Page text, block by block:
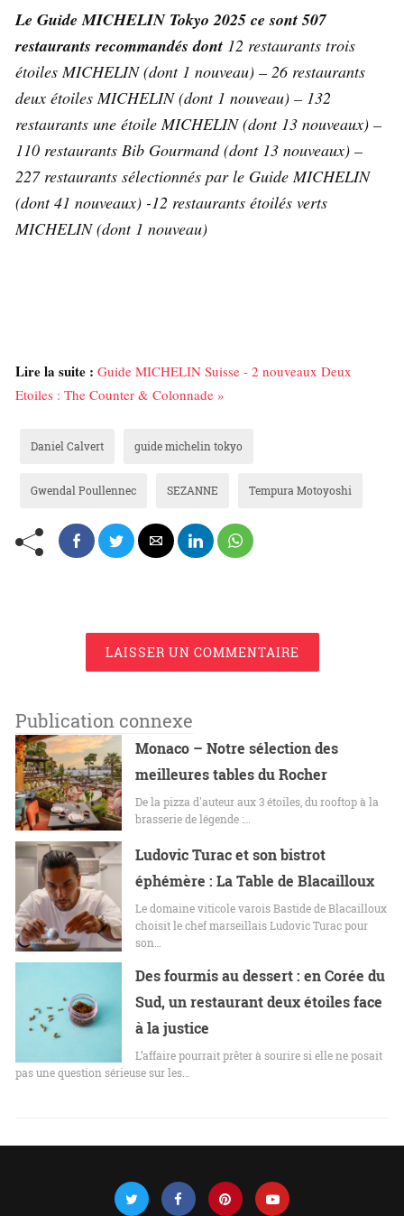
Le Guide MICHELIN Tokyo 2025 ce sont 507
restaurants recommandés dont 12 restaurants trois
étoiles MICHELIN (dont 1 nouveau) – 26 restaurants
deux étoiles MICHELIN (dont 1 nouveau) – 132
restaurants une étoile MICHELIN (dont 13 nouveaux) –
110 restaurants Bib Gourmand (dont 13 nouveaux) –
227 restaurants sélectionnés par le Guide MICHELIN
(dont 41 nouveaux) -12 restaurants étoilés verts
MICHELIN (dont 1 nouveau)
Lire la suite : Guide MICHELIN Suisse - 2 nouveaux Deux
Etoiles : The Counter & Colonnade »
Daniel Calvert guide michelin tokyo
Gwendal Poullennec SEZANNE Tempura Motoyoshi
LAISSER UN COMMENTAIRE
Publication connexe
Monaco – Notre sélection des
meilleures tables du Rocher
De la pizza d'auteur aux 3 étoiles, du rooftop à la
brasserie de légende :…
Ludovic Turac et son bistrot
éphémère : La Table de Blacailloux
Le domaine viticole varois Bastide de Blacailloux
choisit le chef marseillais Ludovic Turac pour
son…
Des fourmis au dessert : en Corée du
Sud, un restaurant deux étoiles face
à la justice
L’affaire pourrait prêter à sourire si elle ne posait
pas une question sérieuse sur les…